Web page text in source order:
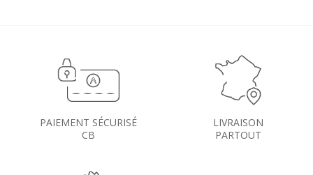
PAIEMENT SÉCURISÉ
CB
LIVRAISON
PARTOUT